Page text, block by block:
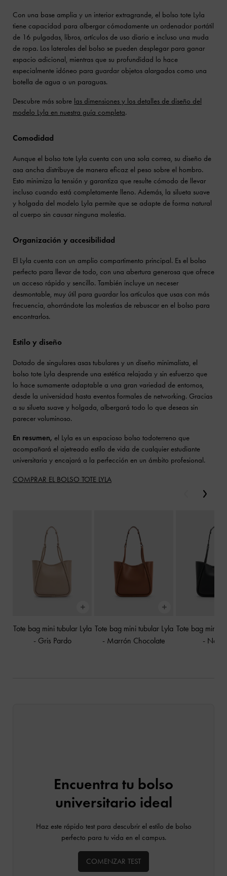
Con una base amplia y un interior extragrande, el bolso tote Lyla
tiene capacidad para albergar cómodamente un ordenador portátil
de 16 pulgadas, libros, artículos de uso diario e incluso una muda
de ropa. Los laterales del bolso se pueden desplegar para ganar
espacio adicional, mientras que su profundidad lo hace
especialmente idóneo para guardar objetos alargados como una
botella de agua o un paraguas.
Descubre más sobre las dimensiones y los detalles de diseño del
modelo Lyla en nuestra guía completa.
Comodidad
Aunque el bolso tote Lyla cuenta con una sola correa, su diseño de
asa ancha distribuye de manera eficaz el peso sobre el hombro.
Esto minimiza la tensión y garantiza que resulte cómodo de llevar
incluso cuando está completamente lleno. Además, la silueta suave
y holgada del modelo Lyla permite que se adapte de forma natural
al cuerpo sin causar ninguna molestia.
Organización y accesibilidad
El Lyla cuenta con un amplio compartimento principal. Es el bolso
perfecto para llevar de todo, con una abertura generosa que ofrece
un acceso rápido y sencillo. También incluye un neceser
desmontable, muy útil para guardar los artículos que usas con más
frecuencia, ahorrándote las molestias de rebuscar en el bolso para
encontrarlos.
Estilo y diseño
Dotado de singulares asas tubulares y un diseño minimalista, el
bolso tote Lyla desprende una estética relajada y sin esfuerzo que
lo hace sumamente adaptable a una gran variedad de entornos,
desde la universidad hasta eventos formales de networking. Gracias
a su silueta suave y holgada, albergará todo lo que deseas sin
parecer voluminoso.
En resumen, el Lyla es un espacioso bolso todoterreno que
acompañará el ajetreado estilo de vida de cualquier estudiante
universitaria y encajará a la perfección en un ámbito profesional.
COMPRAR EL BOLSO TOTE LYLA
Tote bag mini tubular Lyla
- Gris Pardo
Tote bag mini tubular Lyla
- Marrón Chocolate
Tote bag mini
-
Anterior
Encuentra tu bolso
universitario ideal
Haz este rápido test para descubrir el estilo de bolso
perfecto para tu vida en el campus.
COMENZAR TEST